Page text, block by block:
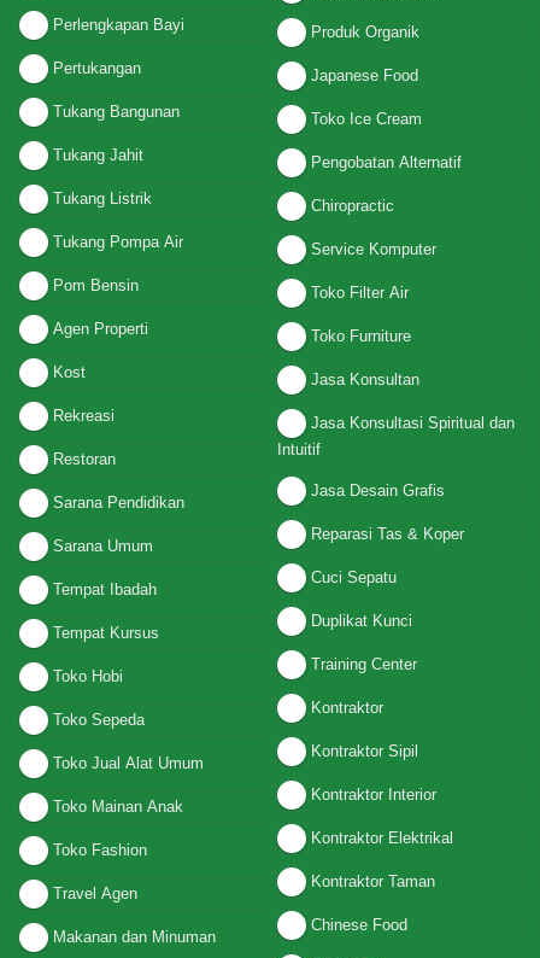
Perlengkapan Bayi
Pertukangan
Tukang Bangunan
Tukang Jahit
Tukang Listrik
Tukang Pompa Air
Pom Bensin
Agen Properti
Kost
Rekreasi
Restoran
Sarana Pendidikan
Sarana Umum
Tempat Ibadah
Tempat Kursus
Toko Hobi
Toko Sepeda
Toko Jual Alat Umum
Toko Mainan Anak
Toko Fashion
Travel Agen
Makanan dan Minuman
Produk Organik
Japanese Food
Toko Ice Cream
Pengobatan Alternatif
Chiropractic
Service Komputer
Toko Filter Air
Toko Furniture
Jasa Konsultan
Jasa Konsultasi Spiritual dan
Intuitif
Jasa Desain Grafis
Reparasi Tas & Koper
Cuci Sepatu
Duplikat Kunci
Training Center
Kontraktor
Kontraktor Sipil
Kontraktor Interior
Kontraktor Elektrikal
Kontraktor Taman
Chinese Food